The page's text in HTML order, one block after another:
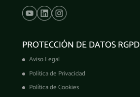
PROTECCIÓN DE DATOS RGPD
Aviso Legal
Política de Privacidad
Política de Cookies